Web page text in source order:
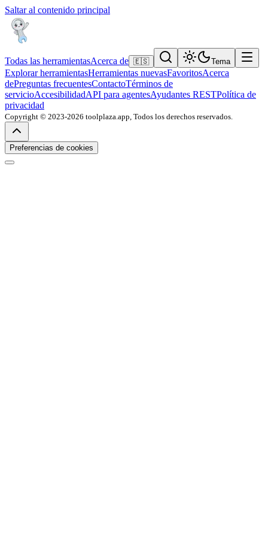
Saltar al contenido principal
Todas las herramientasAcerca de 🇪🇸 Tema
Explorar herramientasHerramientas nuevasFavoritosAcerca
dePreguntas frecuentesContactoTérminos de
servicioAccesibilidadAPI para agentesAyudantes RESTPolítica de
privacidad
Copyright © 2023-2026 toolplaza.app, Todos los derechos reservados.
Preferencias de cookies